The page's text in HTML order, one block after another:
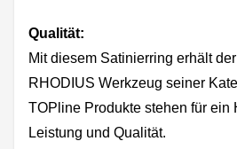
Qualität:
Mit diesem Satinierring erhält
RHODIUS Werkzeug seiner
TOPline Produkte stehen für ein
Leistung und Qualität.